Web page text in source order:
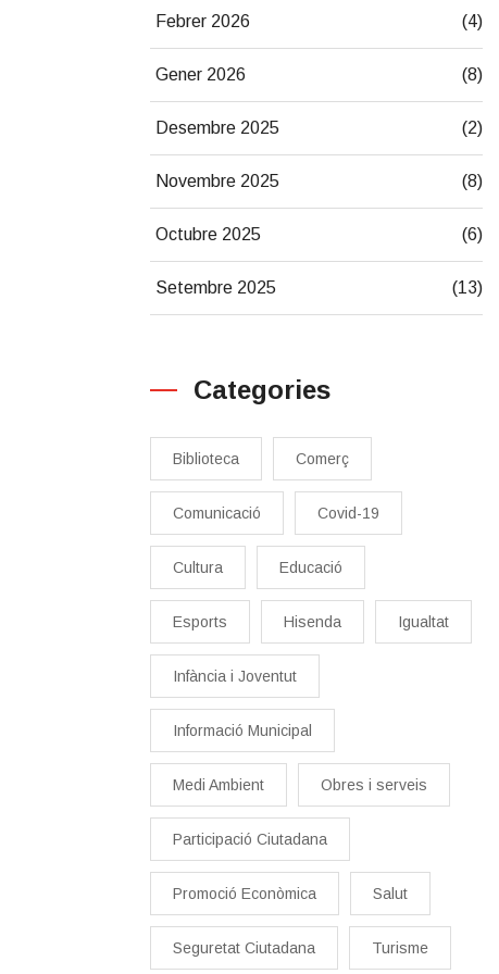
Febrer 2026 (4)
Gener 2026 (8)
Desembre 2025 (2)
Novembre 2025 (8)
Octubre 2025 (6)
Setembre 2025 (13)
Categories
Biblioteca Comerç
Comunicació Covid-19
Cultura Educació
Esports Hisenda Igualtat
Infància i Joventut
Informació Municipal
Medi Ambient Obres i serveis
Participació Ciutadana
Promoció Econòmica Salut
Seguretat Ciutadana Turisme